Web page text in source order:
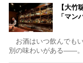
【大竹
「マ
お酒はいつ飲んでも
別の味わいがある――